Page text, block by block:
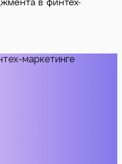
в финтех-
маркетинге